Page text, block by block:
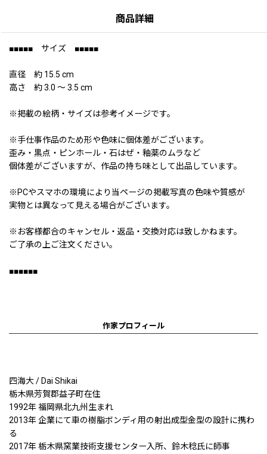
商品詳細
■■■■■ サイズ ■■■■■
直径 約 15.5 cm
高さ 約 3.0 〜 3.5 cm
※掲載の絵柄・サイズは参考イメージです。
※手仕事作品のため形や色味に個体差がございます。
歪み・黒点・ピンホール・石はぜ・釉薬のムラなど
個体差がございますが、作品の持ち味として出品しています。
※PCやスマホの環境により当ページの掲載写真の色味や質感が
実物とは異なって見える場合がございます。
※お客様都合のキャンセル・返品・交換対応は致しかねます。
ご了承の上ご注文ください。
■■■■■■
作家プロフィール
四海大 / Dai Shikai
栃木県芳賀郡益子町在住
1992年 福岡県北九州生まれ
2013年 企業にて車の樹脂ボンディ用の射出成型金型の設計に携わ
る
2017年 栃木県窯業技術支援センター入所、鈴木稔氏に師事